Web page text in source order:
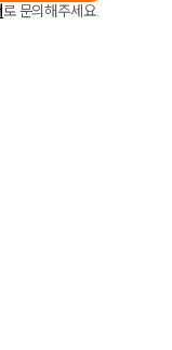
로 문의해주세요.